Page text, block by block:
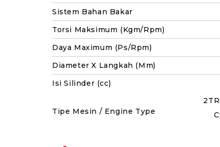
Sistem Bahan Bakar
Torsi Maksimum (Kgm/Rpm)
Daya Maximum (Ps/Rpm)
Diameter X Langkah (Mm)
Isi Silinder (cc)
Tipe Mesin / Engine Type